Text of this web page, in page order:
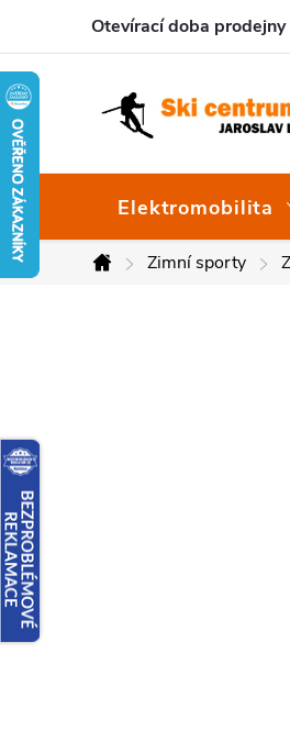
obsah
Otevírací doba prodejny
Elektromobilita
DomůZimní sporty